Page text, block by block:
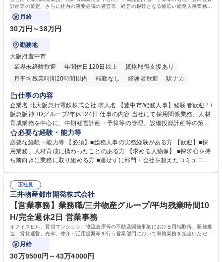
計画等の策定、さらに社内の重要会議の運営等、経営の根幹となる幅広い総務人事業務全
般を担当していただきます。
月給
30万円～38万円
勤務地
大阪府豊中市
業界未経験歓迎
年間休日120日以上
資格取得支援あり
月平均残業時間20時間以内
転勤なし 経験者歓迎
駅ナカ
退職金あり
土日祝休み
服装自由 昼食補助あり 食事補助あり
仕事の内容
企業名 北大阪急行電鉄株式会社 求人名 【豊中市/総務人事】経験者歓迎！/
阪急阪神HDグループ/年休124日 仕事の内容 当社にて採用関係業務、人材
育成業務を中心に、中期経営計画・予算等の管理、設備投資計画等の策
定、さらに社内の重要会議の運営等、経営の根幹となる幅広い総務人事業
務全般を担当していただきます。 【主な業務内容】 ■採用関係業務および
人材育成(社員研修)業務の推進 ■中期経営計画および予算等の管理 ■設備
投資計画等の策定 ■社内の重要会議の運営 ■その他総務人事業務全般 【入
務人事】経験者歓迎！/阪急阪神HDグループ/年休124日
必要な経験・能力等
必要な経験・能力等 【必須】■総務人事の実務経験がある方 【歓迎】■採
用業務、人材育成に携わったことのある方 【求める人物像】 ■探求心を持
ち前向きに業務に取り組める方 ■臆せずに部門・会社を超えたコミュニケ
囲のメンバーと協調しつつ主体性を持って能動的に業務を推進できる方 学
歴・資格 学歴：大学院 大学 高専 短大 専修学校 高校 語学力： 資格：
正社員
三井物産都市開発株式会社
【営業事務】業務職/三井物産グループ/平均残業時間10
H/完全週休2日 営業事務
オフィスビル、賃貸マンション、物流倉庫等の不動産開発事業における用地取得、開発推
進、賃貸運営、売却、仲介・活用提案等を行う営業部門において事務業務を担当いただき
ます。
月給
30万9500円～43万4000円